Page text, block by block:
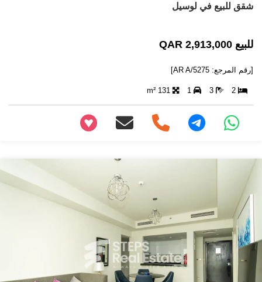
شقق للبيع في لوسيل
للبيع 2,913,000 QAR
[رقم المرجع: AR A/5275]
2
3
1
131 m²